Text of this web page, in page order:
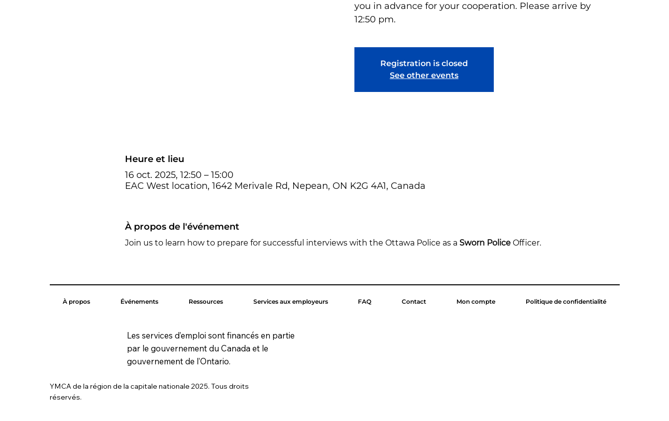
you in advance for your cooperation. Please arrive by
12:50 pm.
Registration is closed
See other events
Heure et lieu
16 oct. 2025, 12:50 – 15:00
EAC West location, 1642 Merivale Rd, Nepean, ON K2G 4A1, Canada
À propos de l'événement
Join us to learn how to prepare for successful interviews with the Ottawa Police as a Sworn Police Officer.
À propos Événements Ressources Services aux employeurs FAQ Contact Mon compte Politique de confidentialité
Les services d’emploi sont financés en partie
par le gouvernement du Canada et le
gouvernement de l’Ontario.
YMCA de la région de la capitale nationale 2025. Tous droits
réservés.